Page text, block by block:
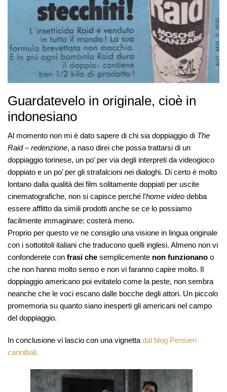
Guardatevelo in originale, cioè in
indonesiano
Al momento non mi è dato sapere di chi sia doppiaggio di The
Raid – redenzione, a naso direi che possa trattarsi di un
doppiaggio torinese, un po’ per via degli interpreti da videogioco
doppiato e un po’ per gli strafalcioni nei dialoghi. Di certo è molto
lontano dalla qualità dei film solitamente doppiati per uscite
cinematografiche, non si capisce perché l’home video debba
essere afflitto da simili prodotti anche se ce lo possiamo
facilmente immaginare: costerà meno.
Proprio per questo ve ne consiglio una visione in lingua originale
con i sottotitoli italiani che traducono quelli inglesi. Almeno non vi
confonderete con frasi che semplicemente non funzionano o
che non hanno molto senso e non vi faranno capire molto. Il
doppiaggio americano poi evitatelo come la peste, non sembra
neanche che le voci escano dalle bocche degli attori. Un piccolo
promemoria su quanto siano inesperti gli americani nel campo
del doppiaggio.
In conclusione vi lascio con una vignetta dal blog Pensieri
cannibali.